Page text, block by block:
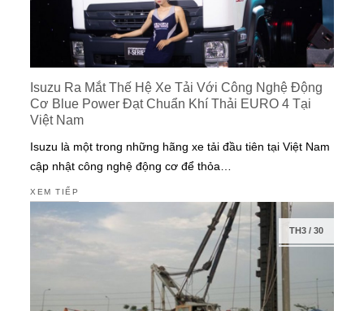
Isuzu Ra Mắt Thế Hệ Xe Tải Với Công Nghệ Động
Cơ Blue Power Đạt Chuẩn Khí Thải EURO 4 Tại
Việt Nam
Isuzu là một trong những hãng xe tải đầu tiên tại Việt Nam
cập nhật công nghệ động cơ để thỏa…
XEM TIẾP
TH3/ 30